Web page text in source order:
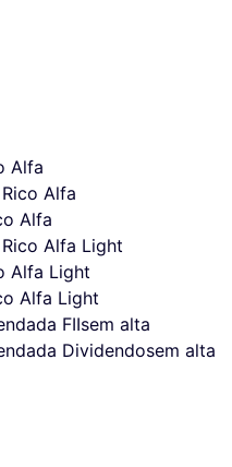
Alfa
Alfa
Alfa
Alfa Light
Alfa Light
Alfa Light
FIIsem alta
Dividendosem alta